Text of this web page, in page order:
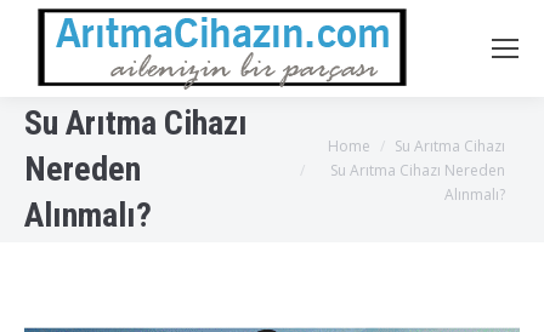
Su Arıtma Cihazı
Nereden
Alınmalı?
You are here:
Home
Su Arıtma Cihazı
Su Arıtma Cihazı Nereden
Alınmalı?